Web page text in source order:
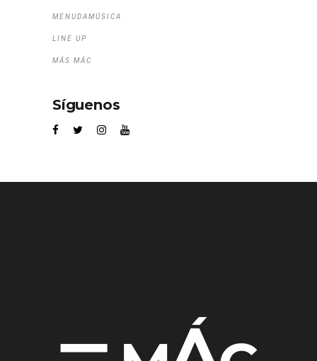
MENUDAMÚSICA
LINE UP
MÁS MÁC
Síguenos